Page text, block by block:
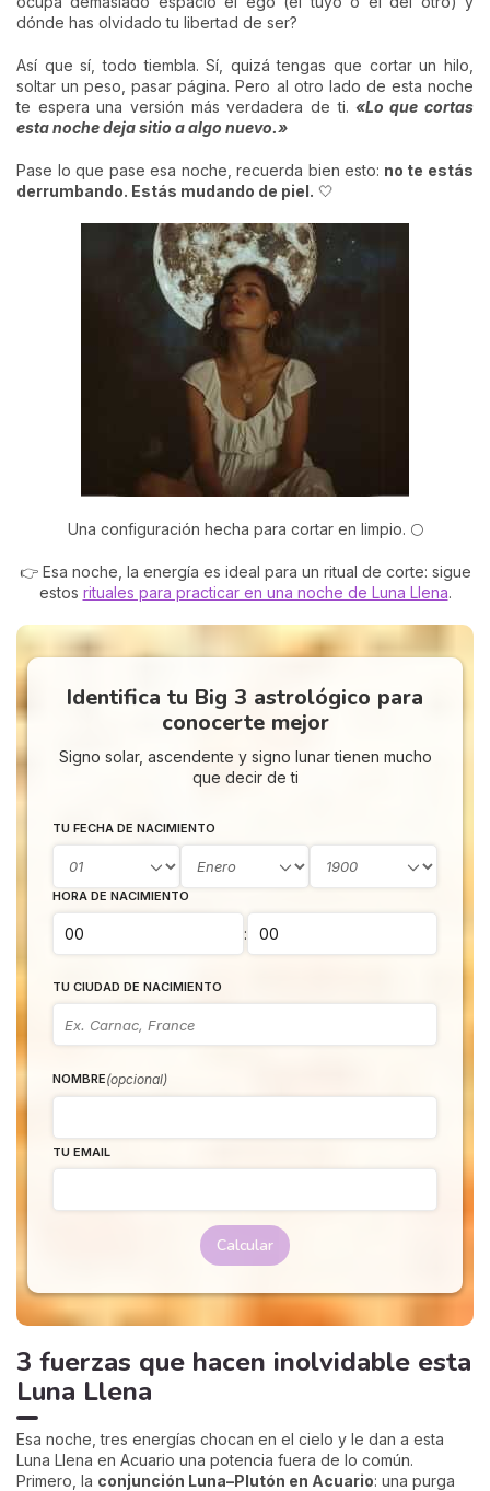
dónde has olvidado tu libertad de ser?
Así que sí, todo tiembla. Sí, quizá tengas que cortar un hilo,
soltar un peso, pasar página. Pero al otro lado de esta noche
te espera una versión más verdadera de ti. «Lo que cortas
esta noche deja sitio a algo nuevo.»
Pase lo que pase esa noche, recuerda bien esto: no te estás
derrumbando. Estás mudando de piel. 🤍
Una configuración hecha para cortar en limpio. 🌕
👉 Esa noche, la energía es ideal para un ritual de corte: sigue
estos rituales para practicar en una noche de Luna Llena.
Identifica tu Big 3 astrológico para
conocerte mejor
Signo solar, ascendente y signo lunar tienen mucho
que decir de ti
TU FECHA DE NACIMIENTO
HORA DE NACIMIENTO
:
TU CIUDAD DE NACIMIENTO
NOMBRE(opcional)
TU EMAIL
Calcular
3 fuerzas que hacen inolvidable esta
Luna Llena
Esa noche, tres energías chocan en el cielo y le dan a esta
Luna Llena en Acuario una potencia fuera de lo común.
Primero, la conjunción Luna–Plutón en Acuario: una purga